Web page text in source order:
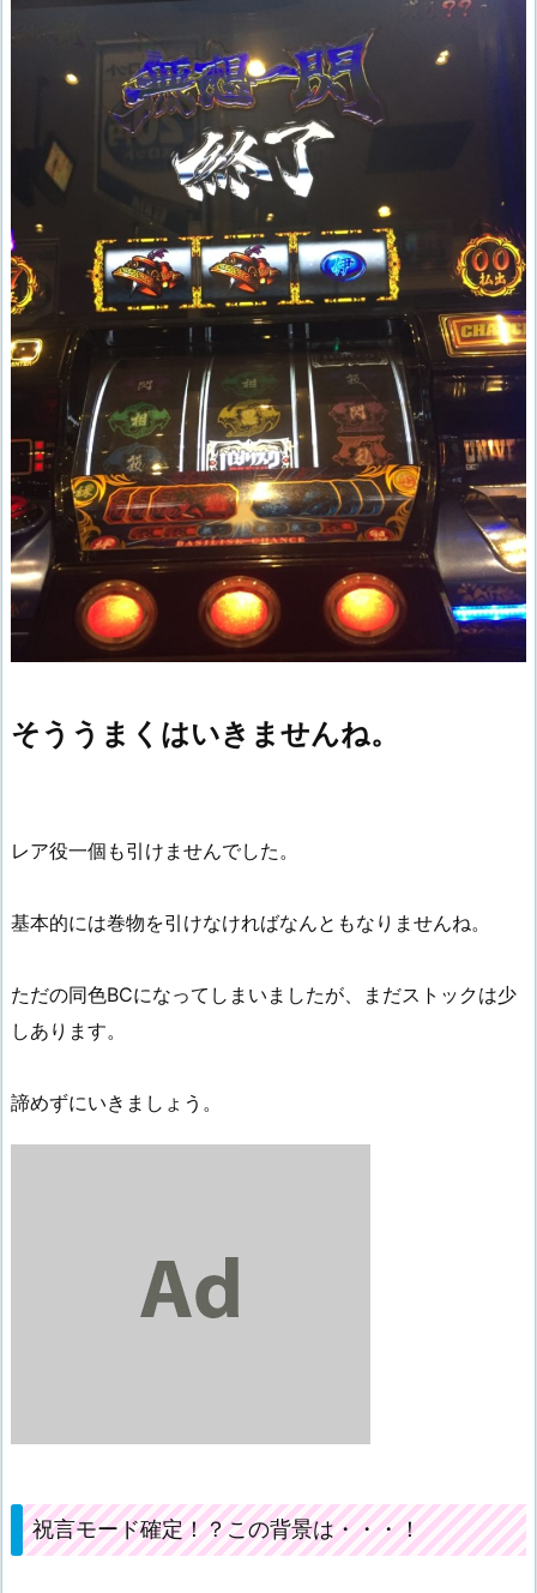
そううまくはいきませんね。
レア役一個も引けませんでした。
基本的には巻物を引けなければなんともなりませんね。
ただの同色BCになってしまいましたが、まだストックは少
しあります。
諦めずにいきましょう。
祝言モード確定！？この背景は・・・！